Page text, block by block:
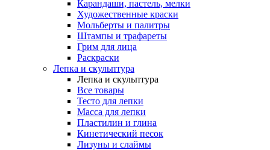
Карандаши, пастель, мелки
Художественные краски
Мольберты и палитры
Штампы и трафареты
Грим для лица
Раскраски
Лепка и скульптура
Лепка и скульптура
Все товары
Тесто для лепки
Масса для лепки
Пластилин и глина
Кинетический песок
Лизуны и слаймы